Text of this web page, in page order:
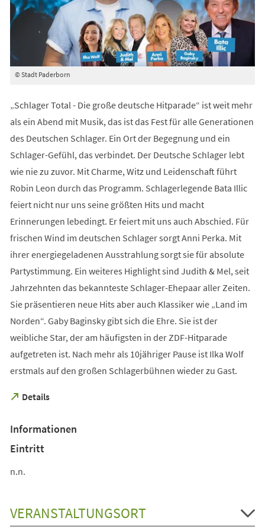
© Stadt Paderborn
„Schlager Total - Die große deutsche Hitparade“ ist weit mehr
als ein Abend mit Musik, das ist das Fest für alle Generationen
des Deutschen Schlager. Ein Ort der Begegnung und ein
Schlager-Gefühl, das verbindet. Der Deutsche Schlager lebt
wie nie zu zuvor. Mit Charme, Witz und Leidenschaft führt
Robin Leon durch das Programm. Schlagerlegende Bata Illic
feiert nicht nur uns seine größten Hits und macht
Erinnerungen lebedingt. Er feiert mit uns auch Abschied. Für
frischen Wind im deutschen Schlager sorgt Anni Perka. Mit
ihrer energiegeladenen Ausstrahlung sorgt sie für absolute
Partystimmung. Ein weiteres Highlight sind Judith & Mel, seit
Jahrzehnten das bekannteste Schlager-Ehepaar aller Zeiten.
Sie präsentieren neue Hits aber auch Klassiker wie „Land im
Norden“. Gaby Baginsky gibt sich die Ehre. Sie ist der
weibliche Star, der am häufigsten in der ZDF-Hitparade
aufgetreten ist. Nach mehr als 10jähriger Pause ist Ilka Wolf
erstmals auf den großen Schlagerbühnen wieder zu Gast.
Details
(Öffnet
neuen
Tab)
Informationen
Eintritt
n.n.
VERANSTALTUNGSORT